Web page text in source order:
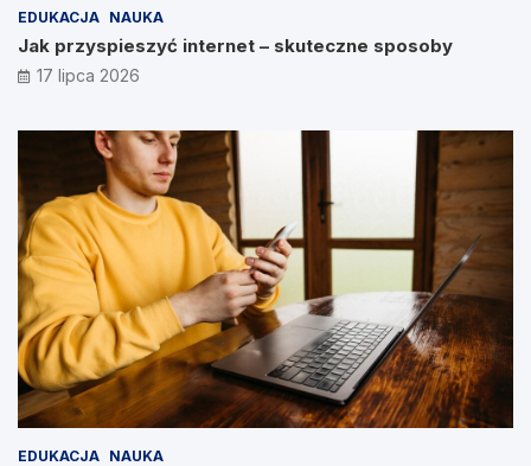
EDUKACJA NAUKA
Jak przyspieszyć internet – skuteczne sposoby
17 lipca 2026
EDUKACJA NAUKA